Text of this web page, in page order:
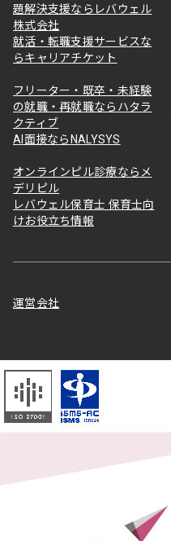
題解決支援ならレバウェル
株式会社
就活・転職支援サービスな
らキャリアチケット
フリーター・既卒・未経験
の就職・再就職ならハタラ
クティブ
AI面接ならNALYSYS
オンラインピル診療ならメ
デリピル
レバウェル保育士 保育士向
けお役立ち情報
運営会社